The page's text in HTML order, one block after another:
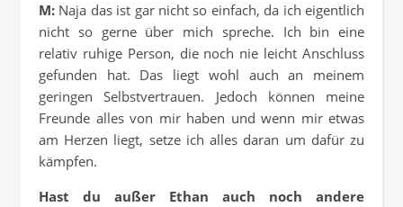
M: Naja das ist gar nicht so einfach, da ich eigentlich
nicht so gerne über mich spreche. Ich bin eine
relativ ruhige Person, die noch nie leicht Anschluss
gefunden hat. Das liegt wohl auch an meinem
geringen Selbstvertrauen. Jedoch können meine
Freunde alles von mir haben und wenn mir etwas
am Herzen liegt, setze ich alles daran um dafür zu
kämpfen.
Hast du außer Ethan auch noch andere